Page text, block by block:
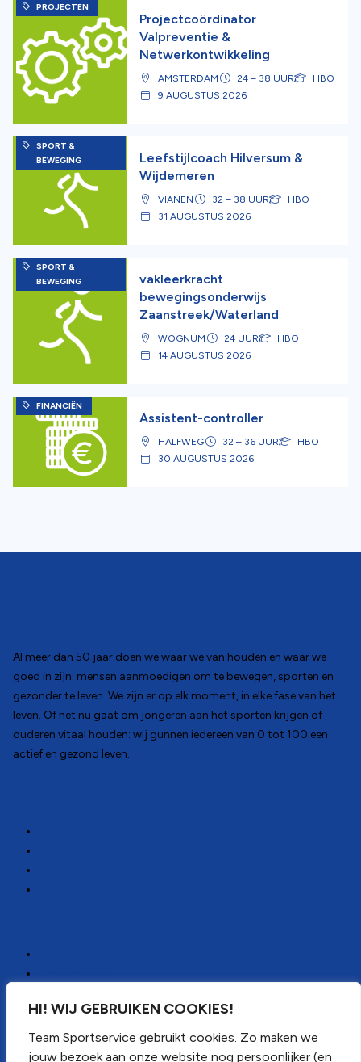
HI! WIJ GEBRUIKEN COOKIES!
Team Sportservice gebruikt cookies. Zo maken we
jouw bezoek aan onze website nog persoonlijker (en
Projectcoördinator
Valpreventie &
Netwerkontwikkeling
AMSTERDAM 24 – 38 UUR
HBO
9 AUGUSTUS 2026
PROJECTEN
Leefstijlcoach Hilversum &
Wijdemeren
VIANEN 32 – 38 UUR
HBO
31 AUGUSTUS 2026
SPORT &
BEWEGING
vakleerkracht
bewegingsonderwijs
Zaanstreek/Waterland
WOGNUM 24 UUR
HBO
14 AUGUSTUS 2026
SPORT &
BEWEGING
Assistent-controller
HALFWEG 32 – 36 UUR
HBO
30 AUGUSTUS 2026
FINANCIËN
Al meer dan 50 jaar doen we waar we van houden en waar we
goed in zijn: mensen aanmoedigen om te bewegen, sporten en
gezonder te leven. We zijn er op elk moment, in elke fase van het
leven. Of het nu gaat om jongeren aan het sporten krijgen of
ouderen vitaal houden: wij gunnen iedereen van 0 tot 100 een
actief en gezond leven.